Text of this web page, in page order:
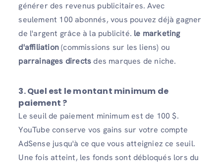
générer des revenus publicitaires. Avec
seulement 100 abonnés, vous pouvez déjà gagner
de l'argent grâce à la publicité. le marketing
d'affiliation(commissions sur les liens) ou
parrainages directsdes marques de niche.
3.Quel est le montant minimum de
paiement ?
Le seuil de paiement minimum est de 100 $.
YouTube conserve vos gains sur votre compte
AdSense jusqu'à ce que vous atteigniez ce seuil.
Une fois atteint, les fonds sont débloqués lors du